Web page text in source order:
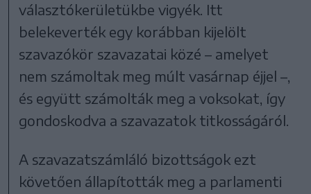
választókerületükbe vigyék. Itt
belekeverték egy korábban kijelölt
szavazókör szavazatai közé – amelyet
nem számoltak meg múlt vasárnap éjjel –,
és együtt számolták meg a voksokat, így
gondoskodva a szavazatok titkosságáról.
A szavazatszámláló bizottságok ezt
követően állapították meg a parlamenti